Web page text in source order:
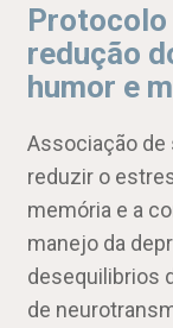
redução
humor e
Associação de
reduzir o
memória e a
manejo da
desequilibrios
de